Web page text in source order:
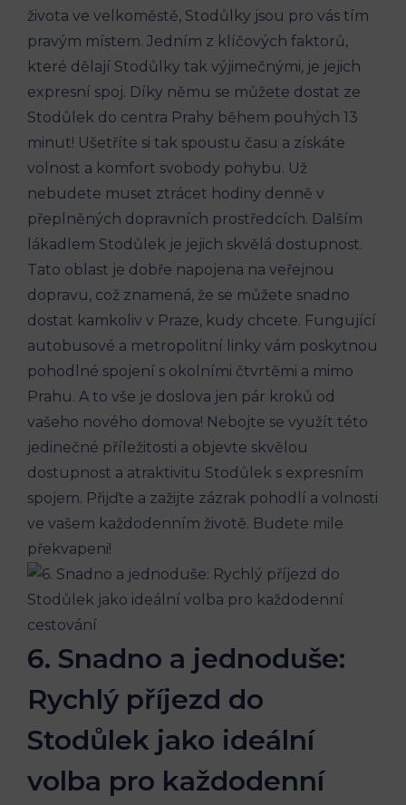
života​ ve‍ velkoměstě, Stodůlky jsou ⁣pro vás tím
⁢pravým ⁣místem. Jedním z klíčových faktorů,
které⁣ dělají Stodůlky tak výjimečnými, je jejich
expresní spoj. Díky němu ​se můžete dostat ze
Stodůlek do centra‍ Prahy‌ během pouhých 13
minut!‌ Ušetříte si tak spoustu času a‌ získáte
volnost a komfort svobody‍ pohybu. Už
nebudete ⁣muset ztrácet hodiny denně v
přeplněných dopravních prostředcích. Dalším
‍lákadlem Stodůlek je‍ jejich​ skvělá⁤ dostupnost.
Tato oblast je dobře napojena na ‍veřejnou
‌dopravu, což znamená, že se⁣ můžete snadno
dostat kamkoliv v Praze, kudy chcete. Fungující
autobusové a metropolitní linky vám poskytnou
pohodlné spojení s okolními​ čtvrtěmi a mimo
Prahu. A‍ to vše‍ je doslova jen pár kroků ‌od
vašeho nového ⁢domova! Nebojte se využít této
jedinečné příležitosti a objevte ⁢skvělou
dostupnost a atraktivitu Stodůlek s expresním
spojem. Přijďte⁢ a zažijte⁣ zázrak pohodlí a volnosti
​ve ⁤vašem každodenním životě. Budete mile
překvapeni!
6. Snadno ‌a jednoduše:
Rychlý příjezd do
Stodůlek jako ideální
volba pro​ každodenní